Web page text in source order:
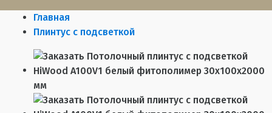
Главная
Плинтус с подсветкой